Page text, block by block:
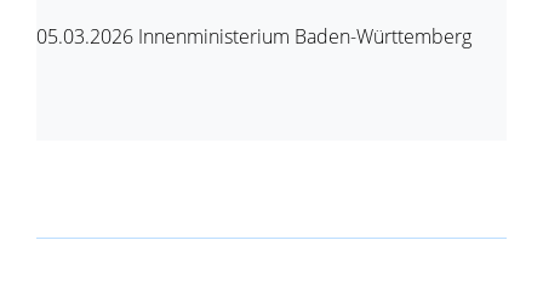
05.03.2026 Innenministerium Baden-Württemberg